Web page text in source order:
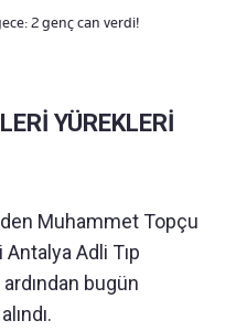
2 genç can verdi!
YÜREKLERİ
Muhammet Topçu
Adli Tıp
bugün